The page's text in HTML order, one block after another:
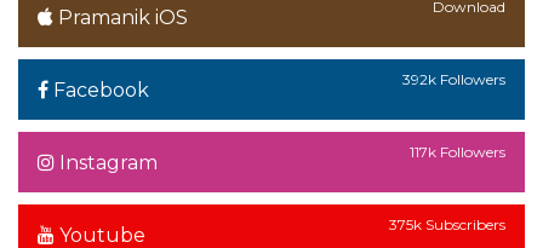
Pramanik iOS Download
Facebook 392k Followers
Instagram 117k Followers
Youtube 375k Subscribers